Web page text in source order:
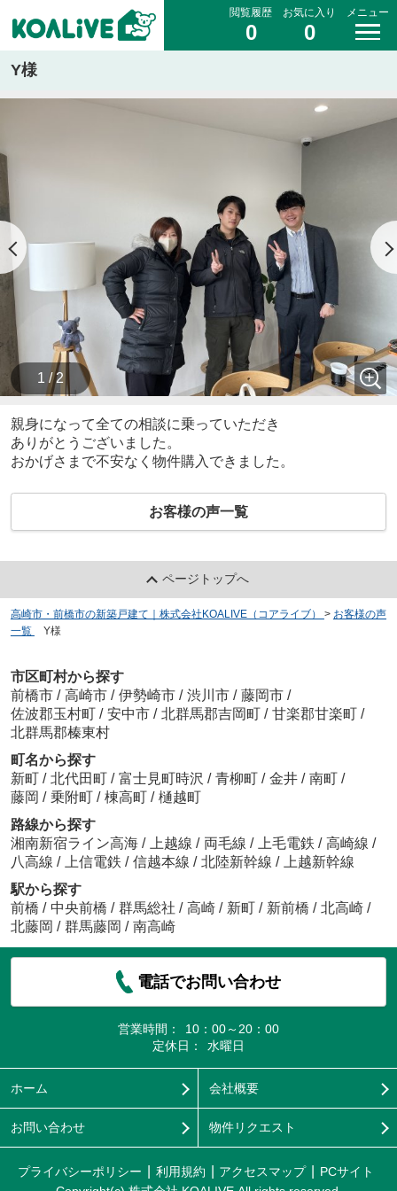
閲覧履歴
0
お気に入り
0
メニュー
Y様
1 / 2
親身になって全ての相談に乗っていただき
ありがとうございました。
おかげさまで不安なく物件購入できました。
お客様の声一覧
ページトップへ
高崎市・前橋市の新築戸建て｜株式会社KOALIVE（コアライブ） > お客様の声
一覧
Y様
市区町村から探す
前橋市 / 高崎市 / 伊勢崎市 / 渋川市 / 藤岡市 /
佐波郡玉村町 / 安中市 / 北群馬郡吉岡町 / 甘楽郡甘楽町 /
北群馬郡榛東村
町名から探す
新町 / 北代田町 / 富士見町時沢 / 青柳町 / 金井 / 南町 /
藤岡 / 乗附町 / 棟高町 / 樋越町
路線から探す
湘南新宿ライン高海 / 上越線 / 両毛線 / 上毛電鉄 / 高崎線 /
八高線 / 上信電鉄 / 信越本線 / 北陸新幹線 /
上越新幹線
駅から探す
前橋 / 中央前橋 / 群馬総社 / 高崎 / 新町 / 新前橋 / 北高崎 /
北藤岡 / 群馬藤岡 / 南高崎
電話でお問い合わせ
営業時間：
10：00～20：00
定休日：
水曜日
ホーム 会社概要
お問い合わせ 物件リクエスト
プライバシーポリシー 利用規約 アクセスマップ
PCサイト